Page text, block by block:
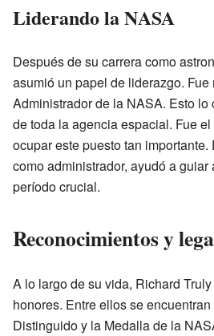
Liderando la NASA
Después de su carrera como
asumió un papel de liderazgo. Fue
Administrador de la NASA. Esto lo
de toda la agencia espacial. Fue
ocupar este puesto tan
como administrador, ayudó a guiar
período crucial.
Reconocimientos y
A lo largo de su vida, Richard
honores. Entre ellos se
Distinguido y la Medalla de la